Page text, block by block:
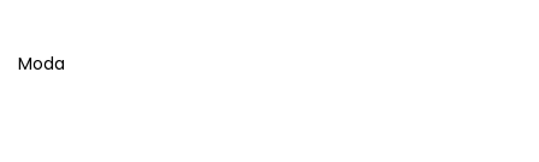
Moda